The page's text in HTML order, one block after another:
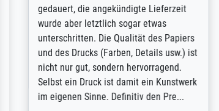
gedauert, die angekündigte Lieferzeit
wurde aber letztlich sogar etwas
unterschritten. Die Qualität des Papiers
und des Drucks (Farben, Details usw.) ist
nicht nur gut, sondern hervorragend.
Selbst ein Druck ist damit ein Kunstwerk
im eigenen Sinne. Definitiv den Pre...